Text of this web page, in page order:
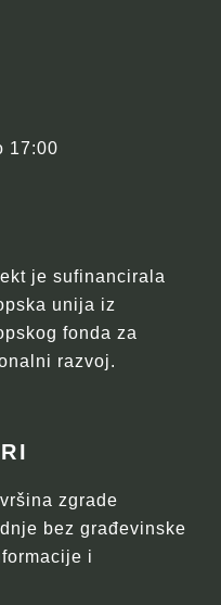
17:00
je sufinancirala
unija iz
fonda za
razvoj.
zgrade
bez građevinske
i